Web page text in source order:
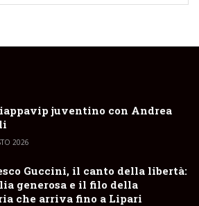
juventino con Andrea
2026
Guccini, il canto della libertà:
generosa e il filo della
che arriva fino a Lipari